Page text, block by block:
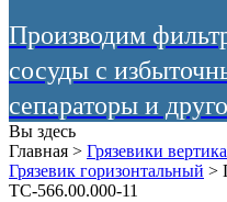
Производим
сосуды с
сепараторы и
Вы здесь
Главная > Грязевики
Грязевик горизонтальный >
ТС-566.00.000-11